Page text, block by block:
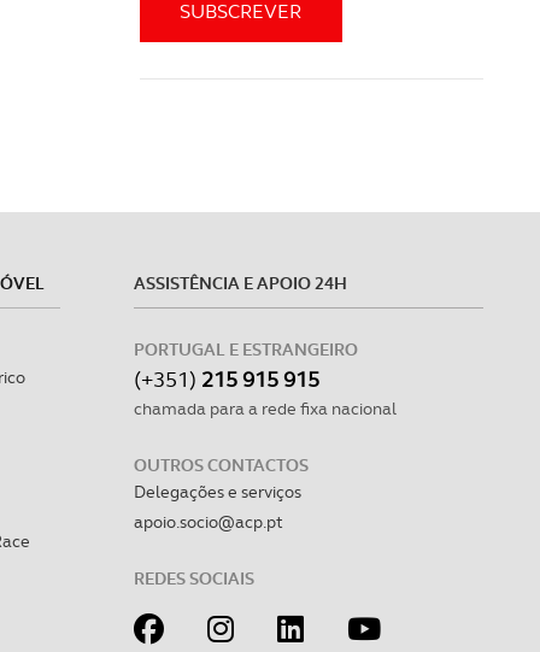
ASSISTÊNCIA E APOIO 24H
PORTUGAL E ESTRANGEIRO
(+351) 215 915 915
chamada para a rede fixa nacional
OUTROS CONTACTOS
Delegações e serviços
apoio.socio@acp.pt
REDES SOCIAIS